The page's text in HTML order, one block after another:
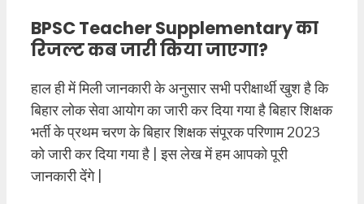
BPSC Teacher Supplementary का
रिजल्ट कब जारी किया जाएगा?
हाल ही में मिली जानकारी के अनुसार सभी परीक्षार्थी खुश है कि
बिहार लोक सेवा आयोग का जारी कर दिया गया है बिहार शिक्षक
भर्ती के प्रथम चरण के बिहार शिक्षक संपूरक परिणाम 2023
को जारी कर दिया गया है | इस लेख में हम आपको पूरी
जानकारी देंगे |